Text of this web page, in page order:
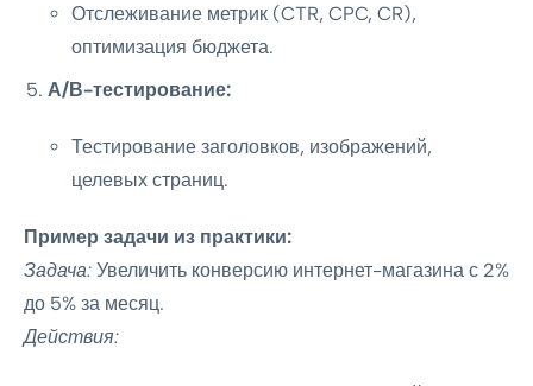
Отслеживание метрик (CTR, CPC, CR),
оптимизация бюджета.
А/В-тестирование:
Тестирование заголовков, изображений,
целевых страниц.
Пример задачи из практики:
Задача: Увеличить конверсию интернет-магазина с 2%
до 5% за месяц.
Действия: